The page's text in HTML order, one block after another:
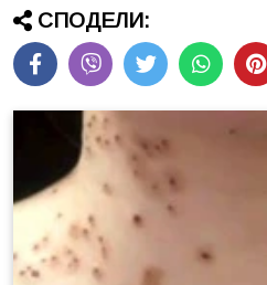
СПОДЕЛИ: